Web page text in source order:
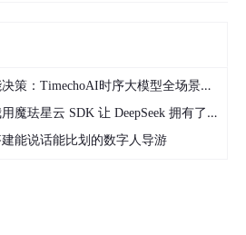
时序大模型全场景分析能力实战指南(2)
云 SDK 让 DeepSeek 拥有了 3D 具身交互躯体
能说话能比划的数字人导游